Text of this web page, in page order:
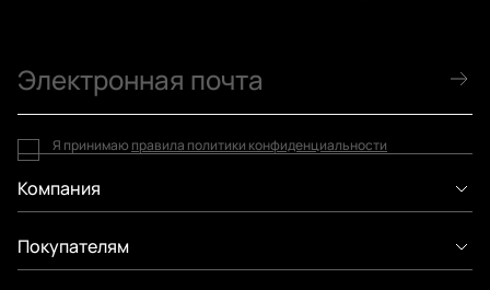
Компания
Покупателям
Я принимаю правила политики конфиденциальности